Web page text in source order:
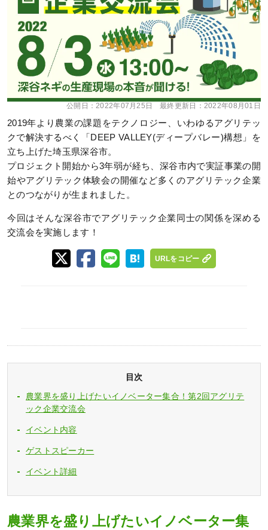
公開日：2022年07月25日 最終更新日： 2022年08月01日
2019年より農業の課題をテクノロジー、いわゆるアグリテッ
クで解決するべく「DEEP VALLEY(ディープバレー)構想」を
立ち上げた埼玉県深谷市。
プロジェクト開始から3年弱が経ち、深谷市内で実証事業の開
始やアグリテック体験会の開催など多くのアグリテック企業
とのつながりが生まれました。
今回はそんな深谷市でアグリテック企業同士の関係を深める
交流会を実施します！
URLをコピー
目次
農業界を盛り上げたいイノベーター集合！第2回アグリテ
ック企業交流会
イベント内容
ゲストスピーカー
イベント詳細
農業界を盛り上げたいイノベーター集